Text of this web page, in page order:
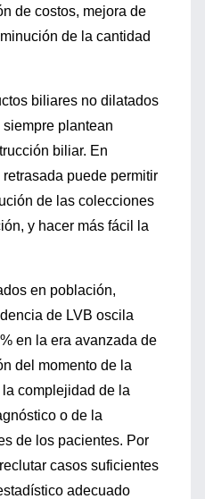
de costos, mejora de
de la cantidad
biliares no dilatados
plantean
biliar. En
puede permitir
de las colecciones
y hacer más fácil la
en población,
de LVB oscila
en la era avanzada de
del momento de la
complejidad de la
o de la
de los pacientes. Por
casos suficientes
adecuado